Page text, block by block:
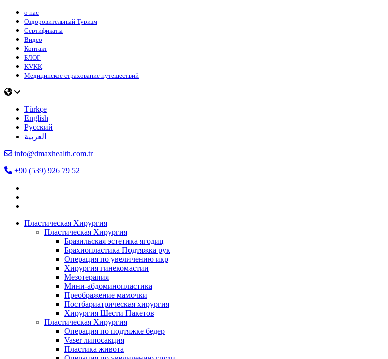
о нас
Оздоровительный Туризм
Сертификаты
Видео
Контакт
БЛОГ
KVKK
Медицинское страхование путешествий
Türkçe
English
Русский
العربية
info@dmaxhealth.com.tr
+90 (539) 926 79 52
Пластическая Хирургия
Пластическая Хирургия
Бразильская эстетика ягодиц
Брахиопластика Подтяжка рук
Операция по увеличению икр
Хирургия гинекомастии
Мезотерапия
Мини-абдоминопластика
Преображение мамочки
Постбариатрическая хирургия
Хирургия Шести Пакетов
Пластическая Хирургия
Операция по подтяжке бедер
Vaser липосакция
Пластика живота